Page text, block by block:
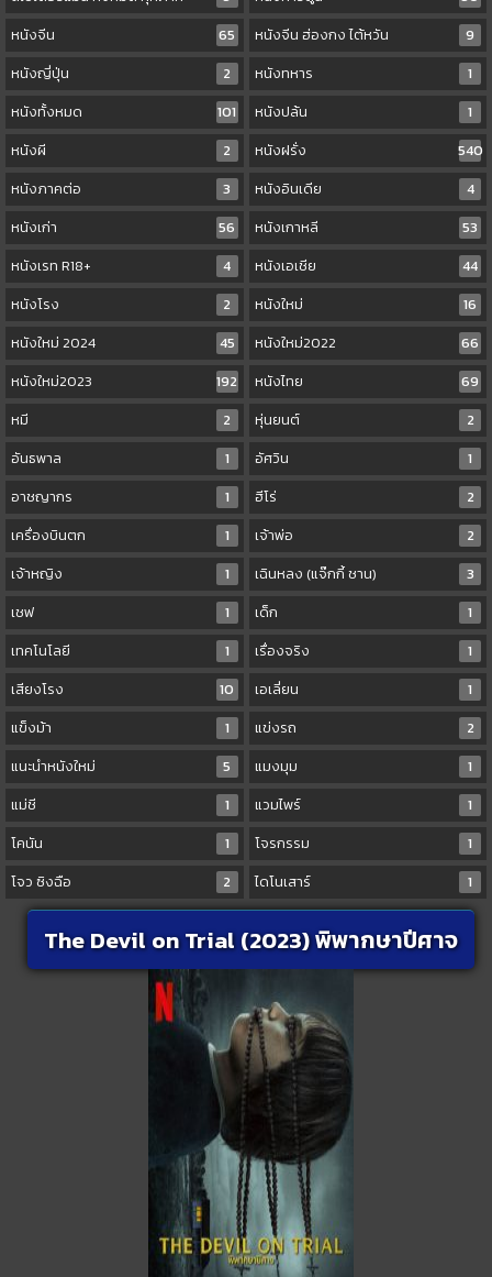
หนังจีน
65 หนังจีน ฮ่องกง ไต้หวัน
9
หนังญี่ปุ่น
2 หนังทหาร
1
หนังทั้งหมด
101 หนังปล้น
1
หนังผี
2 หนังฝรั่ง
540
หนังภาคต่อ
3 หนังอินเดีย
4
หนังเก่า
56 หนังเกาหลี
53
หนังเรท R18+
4 หนังเอเชีย
44
หนังโรง
2 หนังใหม่
16
หนังใหม่ 2024
45 หนังใหม่2022
66
หนังใหม่2023
192 หนังไทย
69
หมี
2 หุ่นยนต์
2
อันธพาล
1 อัศวิน
1
อาชญากร
1 ฮีโร่
2
เครื่องบินตก
1 เจ้าพ่อ
2
เจ้าหญิง
1 เฉินหลง (แจ๊กกี้ ชาน)
3
เชฟ
1 เด็ก
1
เทคโนโลยี
1 เรื่องจริง
1
เสียงโรง
10 เอเลี่ยน
1
แข็งม้า
1 แข่งรถ
2
แนะนำหนังใหม่
5 แมงมุม
1
แม่ชี
1 แวมไพร์
1
โคนัน
1 โจรกรรม
1
โจว ซิงฉือ
2 ไดโนเสาร์ 1
The Devil on Trial (2023) พิพากษาปีศาจ